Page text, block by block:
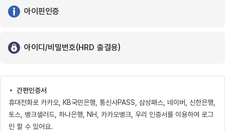
아이핀인증
아이디/비밀번호(HRD 출결용)
간편인증서
휴대전화로 카카오, KB국민은행, 통신사PASS, 삼성패스, 네이버, 신한은행,
토스, 뱅크샐러드, 하나은행, NH, 카카오뱅크, 우리 인증서를 이용하여 로그
인 할 수 있어요.